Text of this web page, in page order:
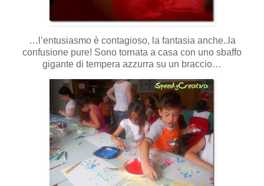
…l’entusiasmo è contagioso, la fantasia anche..la
confusione pure! Sono tornata a casa con uno sbaffo
gigante di tempera azzurra su un braccio…